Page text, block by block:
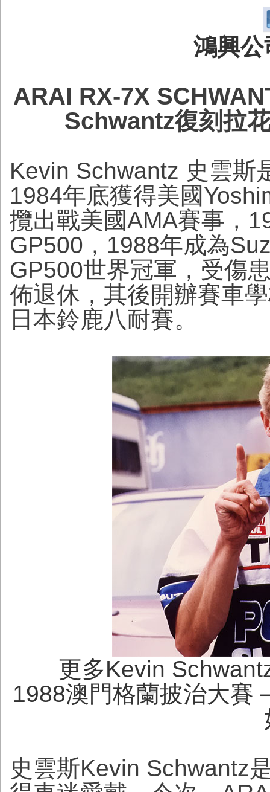
鴻興
ARAI RX-7X
Schwantz復刻拉
Kevin Schwantz 史雲斯
1984年底獲得美國
攬出戰美國AMA賽事，
GP500，1988年成為
GP500世界冠軍，受傷
佈退休，其後開辦賽車
日本鈴鹿八耐賽。
更多Kevin
1988澳門格蘭披治大賽
史雲斯Kevin Schwantz